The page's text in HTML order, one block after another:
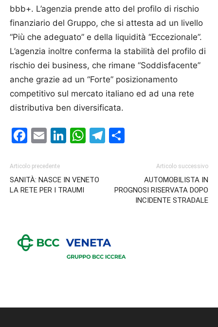
bbb+. L’agenzia prende atto del profilo di rischio
finanziario del Gruppo, che si attesta ad un livello
“Più che adeguato” e della liquidità “Eccezionale”.
L’agenzia inoltre conferma la stabilità del profilo di
rischio dei business, che rimane “Soddisfacente”
anche grazie ad un “Forte” posizionamento
competitivo sul mercato italiano ed ad una rete
distributiva ben diversificata.
Facebook
EmailLinkedIn
WhatsApp
Telegram
Articolo precedente
SANITÀ: NASCE IN VENETO
LA RETE PER I TRAUMI
Articolo successivo
AUTOMOBILISTA IN
PROGNOSI RISERVATA DOPO
INCIDENTE STRADALE